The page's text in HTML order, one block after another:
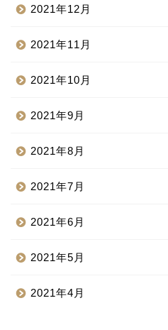
2021年12月
2021年11月
2021年10月
2021年9月
2021年8月
2021年7月
2021年6月
2021年5月
2021年4月